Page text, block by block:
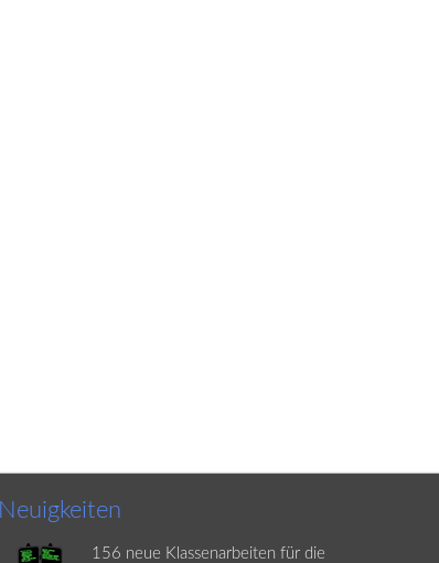
Neuigkeiten
156 neue Klassenarbeiten für die